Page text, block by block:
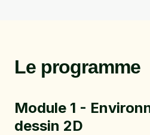
Le programme
Module 1 -
dessin 2D